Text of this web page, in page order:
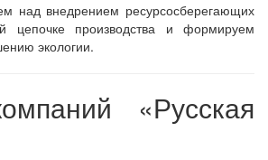
над внедрением ресурсосберегающих
цепочке производства и формируем
экологии.
«Русская